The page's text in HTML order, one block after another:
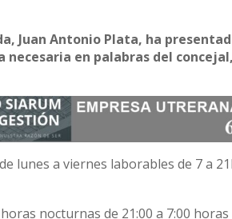
Juan Antonio Plata, ha
necesaria en palabras del
lunes a viernes laborables de 7 a
nocturnas de 21:00 a 7:00 horas